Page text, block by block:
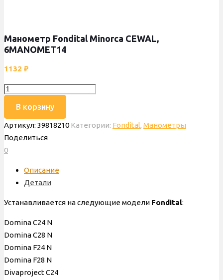
Манометр Fondital Minorca CEWAL,
6MANOMET14
1132 ₽
Количество
Манометр
Fondital
Minorca
CEWAL,
В корзину
Артикул: 39818210 Категории: Fondital, Манометры
Поделиться
0
Описание
Детали
Устанавливается на следующие модели Fondital:
Domina C24 N
Domina C28 N
Domina F24 N
Domina F28 N
Divaproject C24